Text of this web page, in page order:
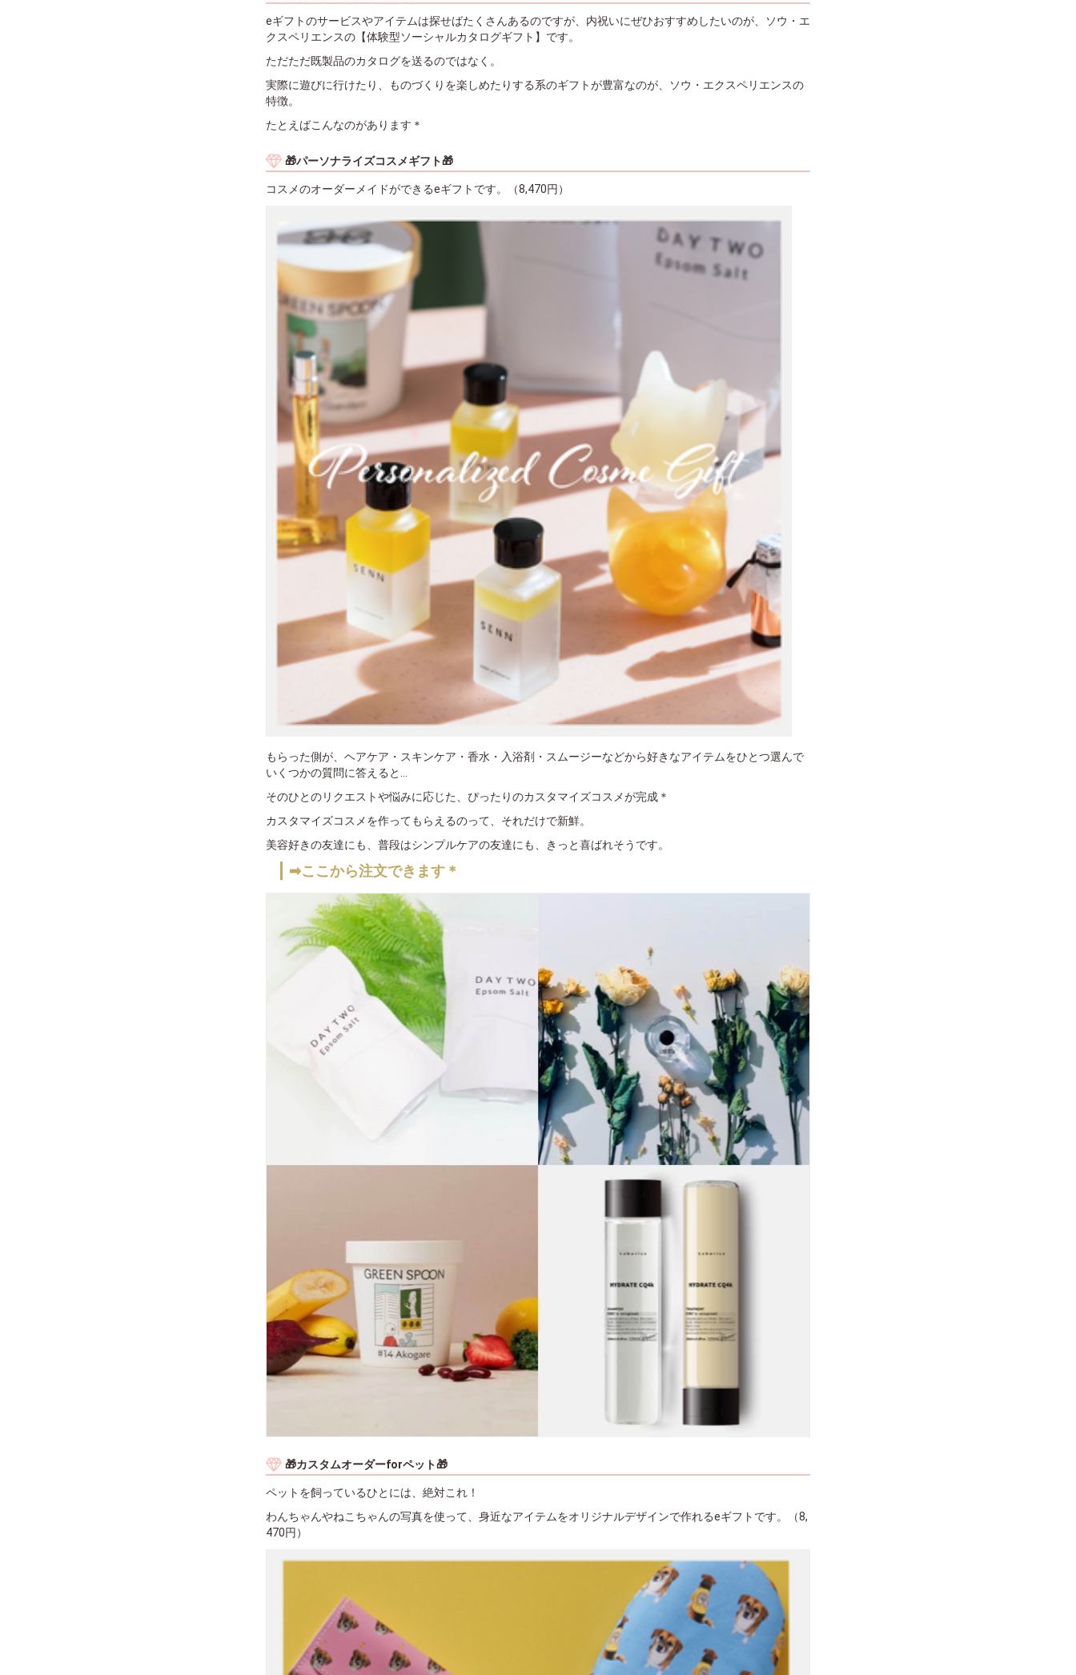
eギフトのサービスやアイテムは探せばたくさんあるのですが、内祝いにぜひおすすめしたいのが、ソウ・エ
クスペリエンスの【体験型ソーシャルカタログギフト】です。
ただただ既製品のカタログを送るのではなく。
実際に遊びに行けたり、ものづくりを楽しめたりする系のギフトが豊富なのが、ソウ・エクスペリエンスの
特徴。
たとえばこんなのがあります＊
🎁パーソナライズコスメギフト🎁
コスメのオーダーメイドができるeギフトです。（8,470円）
もらった側が、ヘアケア・スキンケア・香水・入浴剤・スムージーなどから好きなアイテムをひとつ選んで
いくつかの質問に答えると...
そのひとのリクエストや悩みに応じた、ぴったりのカスタマイズコスメが完成＊
カスタマイズコスメを作ってもらえるのって、それだけで新鮮。
美容好きの友達にも、普段はシンプルケアの友達にも、きっと喜ばれそうです。
➡ここから注文できます＊
🎁カスタムオーダーforペット🎁
ペットを飼っているひとには、絶対これ！
わんちゃんやねこちゃんの写真を使って、身近なアイテムをオリジナルデザインで作れるeギフトです。（8,
470円）